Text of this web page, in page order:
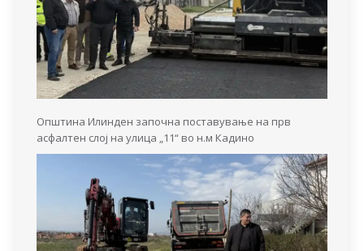
Општина Илинден започна поставување на прв
асфалтен слој на улица „11“ во н.м Кадино